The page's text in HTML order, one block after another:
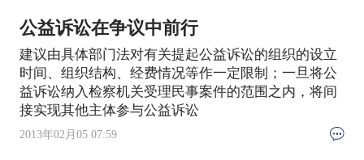
公益诉讼在争议中前行
建议由具体部门法对有关提起公益诉讼的组织的设立
时间、组织结构、经费情况等作一定限制；一旦将公
益诉讼纳入检察机关受理民事案件的范围之内，将间
接实现其他主体参与公益诉讼
2013年02月05 07:59